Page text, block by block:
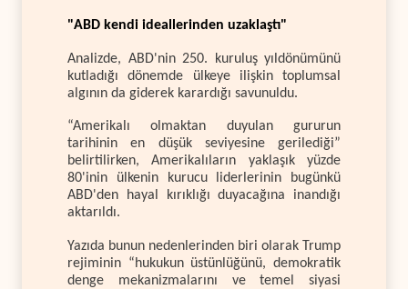
"ABD kendi ideallerinden uzaklaştı"
Analizde, ABD'nin 250. kuruluş yıldönümünü
kutladığı dönemde ülkeye ilişkin toplumsal
algının da giderek karardığı savunuldu.
“Amerikalı olmaktan duyulan gururun
tarihinin en düşük seviyesine gerilediği”
belirtilirken, Amerikalıların yaklaşık yüzde
80'inin ülkenin kurucu liderlerinin bugünkü
ABD'den hayal kırıklığı duyacağına inandığı
aktarıldı.
Yazıda bunun nedenlerinden biri olarak Trump
rejiminin “hukukun üstünlüğünü, demokratik
denge mekanizmalarını ve temel siyasi